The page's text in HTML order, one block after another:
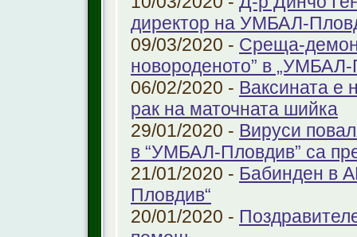
директор на УМБАЛ-
09/03/2020 - Среща-
новороденото” в „УМБАЛ-
06/02/2020 - Ваксината е
рак на маточната шийка
29/01/2020 - Вируси
в “УМБАЛ-Пловдив” са
21/01/2020 - Бабинден в
Пловдив“
20/01/2020 -